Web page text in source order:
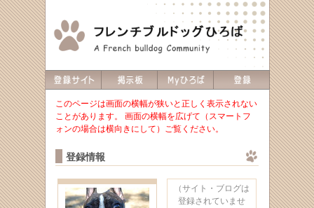
このページは画面の横幅が狭いと正しく表示されない
ことがあります。 画面の横幅を広げて（スマートフ
ォンの場合は横向きにして）ご覧ください。
登録情報
（サイト・ブログは
登録されていませ